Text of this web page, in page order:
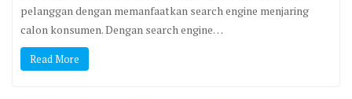
pelanggan dengan memanfaatkan search engine menjaring
calon konsumen. Dengan search engine…
Read More